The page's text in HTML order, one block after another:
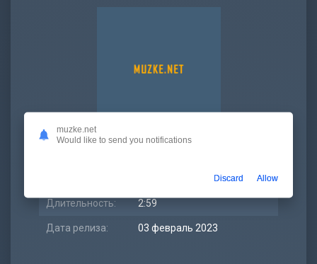
Длительность: 2:59
Дата релиза: 03 февраль 2023
muzke.net
Would like to send you notifications
Discard Allow